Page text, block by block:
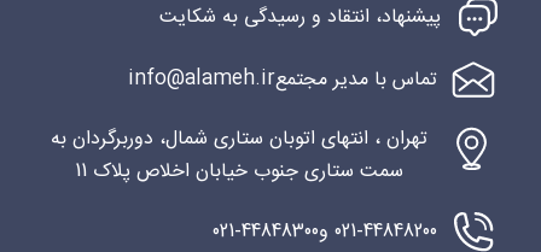
پیشنهاد، انتقاد و رسیدگی به شکایت
تماس با مدیر مجتمعinfo@alameh.ir
تهران ، انتهای اتوبان ستاری شمال، دوربرگردان به
سمت ستاری جنوب خیابان اخلاص پلاک 11
021-44848200 و 021-44848300